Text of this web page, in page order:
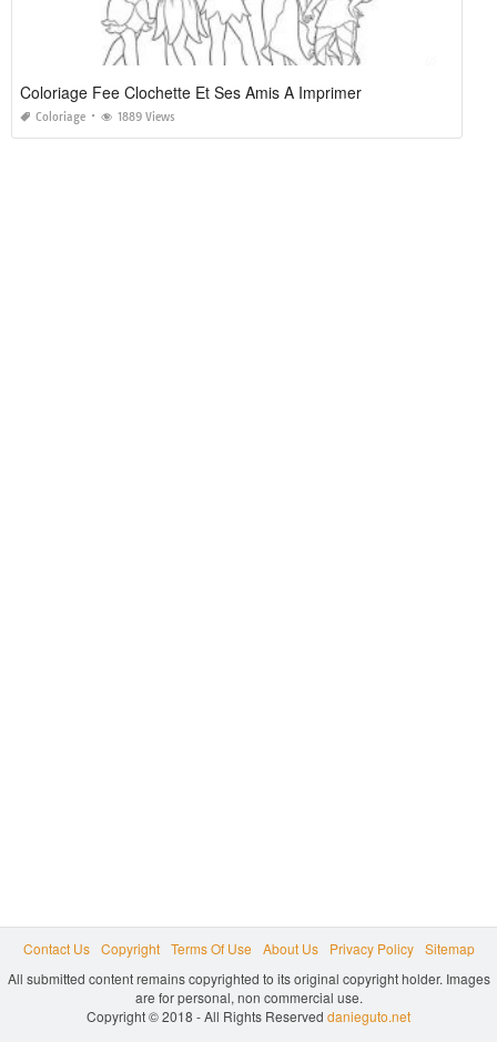
Coloriage Fee Clochette Et Ses Amis A Imprimer
Coloriage 1889 Views
Contact Us Copyright Terms Of Use About Us Privacy Policy
Sitemap
All submitted content remains copyrighted to its original copyright holder. Images
are for personal, non commercial use.
Copyright © 2018 - All Rights Reserved danieguto.net